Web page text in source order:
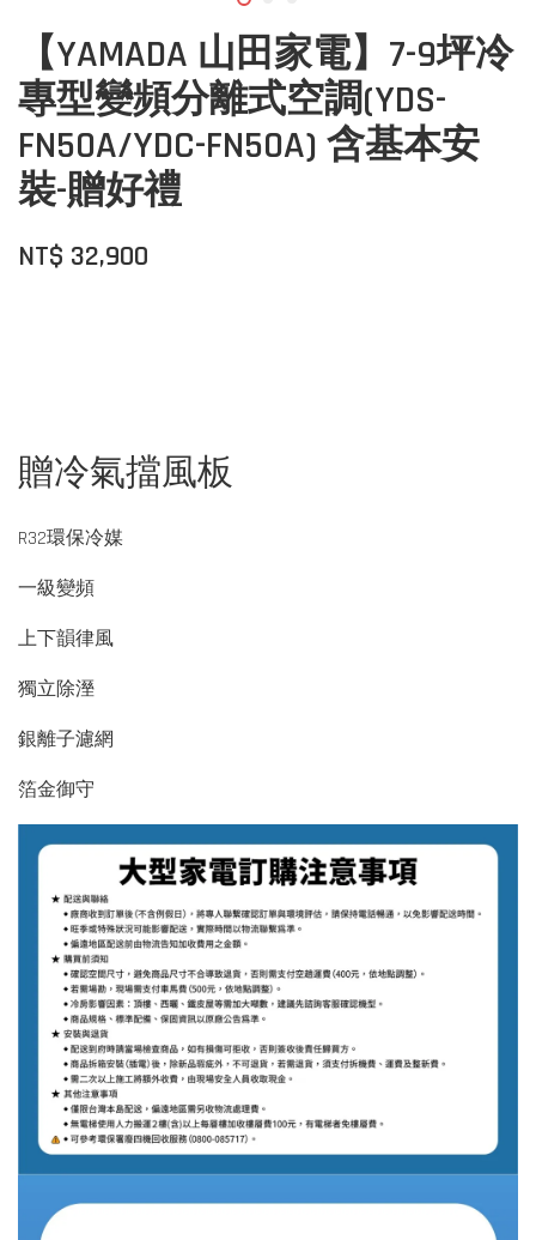
【YAMADA 山田家電】7-9坪冷
專型變頻分離式空調(YDS-
FN50A/YDC-FN50A) 含基本安
裝-贈好禮
NT$ 32,900
贈冷氣擋風板
R32環保冷媒
一級變頻
上下韻律風
獨立除溼
銀離子濾網
箔金御守